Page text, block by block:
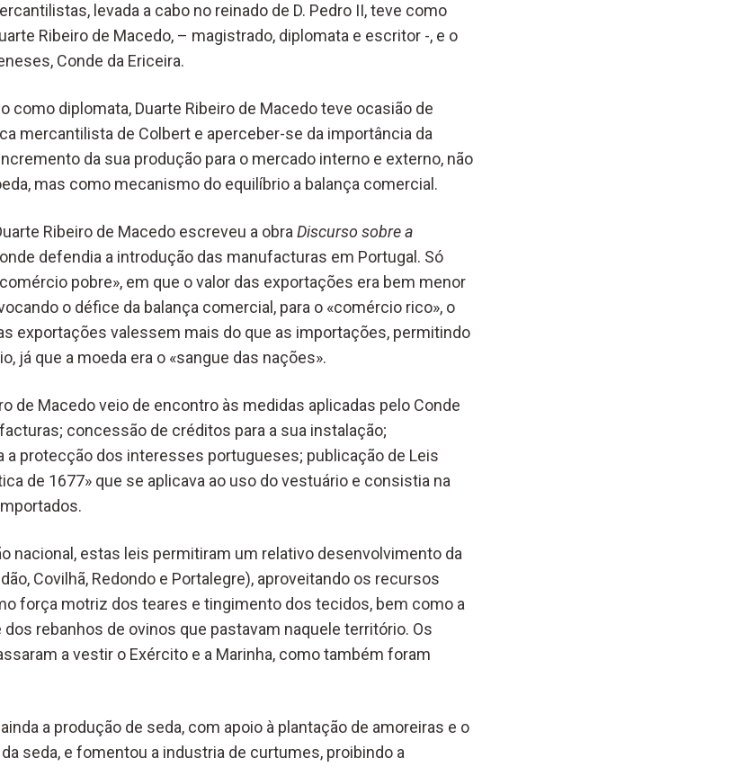
levada a cabo no reinado de D. Pedro II, teve como
Ribeiro de Macedo, – magistrado, diplomata e escritor -, e o
Conde da Ericeira.
como diplomata, Duarte Ribeiro de Macedo teve ocasião de
mercantilista de Colbert e aperceber-se da importância da
da sua produção para o mercado interno e externo, não
mas como mecanismo do equilíbrio a balança comercial.
Ribeiro de Macedo escreveu a obra Discurso sobre a
defendia a introdução das manufacturas em Portugal. Só
pobre», em que o valor das exportações era bem menor
o défice da balança comercial, para o «comércio rico», o
exportações valessem mais do que as importações, permitindo
já que a moeda era o «sangue das nações».
de Macedo veio de encontro às medidas aplicadas pelo Conde
concessão de créditos para a sua instalação;
a protecção dos interesses portugueses; publicação de Leis
de 1677» que se aplicava ao uso do vestuário e consistia na
nacional, estas leis permitiram um relativo desenvolvimento da
Covilhã, Redondo e Portalegre), aproveitando os recursos
força motriz dos teares e tingimento dos tecidos, bem como a
dos rebanhos de ovinos que pastavam naquele território. Os
a vestir o Exército e a Marinha, como também foram
a produção de seda, com apoio à plantação de amoreiras e o
seda, e fomentou a industria de curtumes, proibindo a